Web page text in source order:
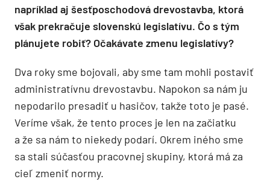
napríklad aj šesťposchodová drevostavba, ktorá
však prekračuje slovenskú legislatívu. Čo s tým
plánujete robiť? Očakávate zmenu legislatívy?
Dva roky sme bojovali, aby sme tam mohli postaviť
administratívnu drevostavbu. Napokon sa nám ju
nepodarilo presadiť u hasičov, takže toto je pasé.
Veríme však, že tento proces je len na začiatku
a že sa nám to niekedy podarí. Okrem iného sme
sa stali súčasťou pracovnej skupiny, ktorá má za
cieľ zmeniť normy.